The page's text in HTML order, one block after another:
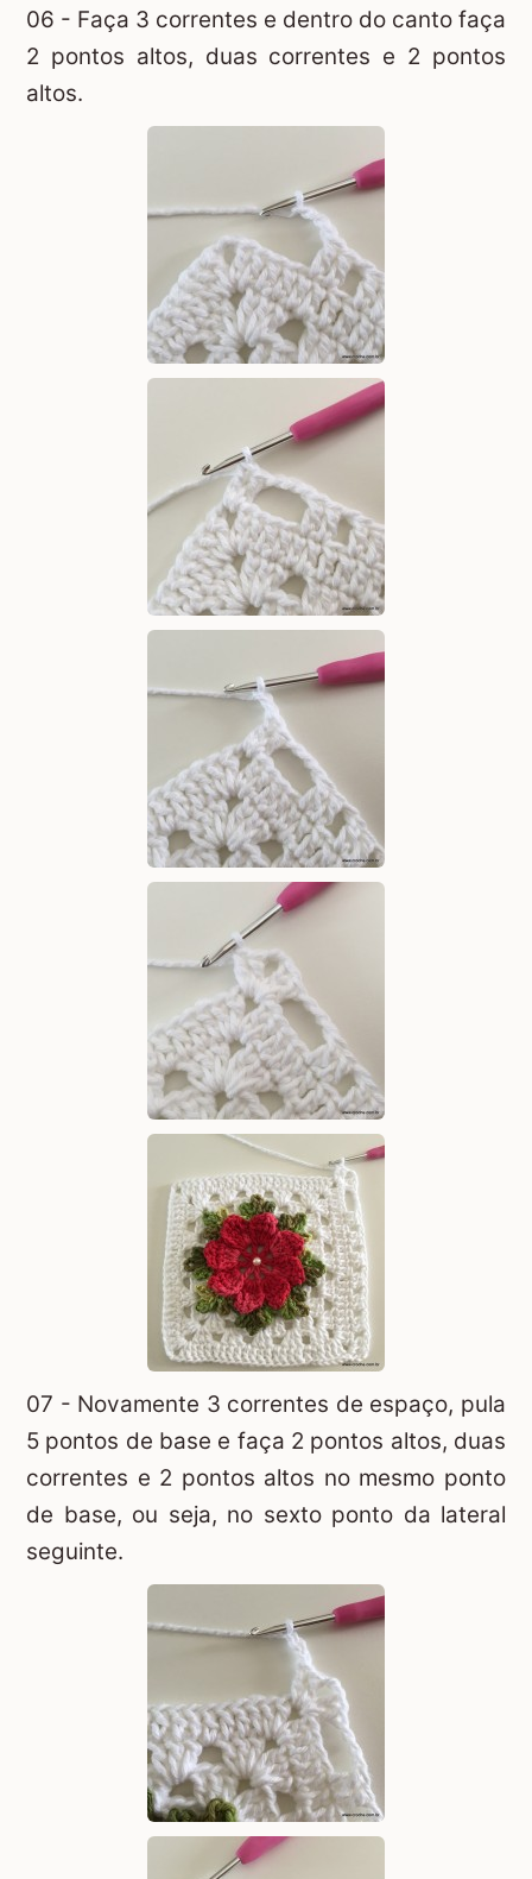
06 - Faça 3 correntes e dentro do canto faça
2 pontos altos, duas correntes e 2 pontos
altos.
07 - Novamente 3 correntes de espaço, pula
5 pontos de base e faça 2 pontos altos, duas
correntes e 2 pontos altos no mesmo ponto
de base, ou seja, no sexto ponto da lateral
seguinte.